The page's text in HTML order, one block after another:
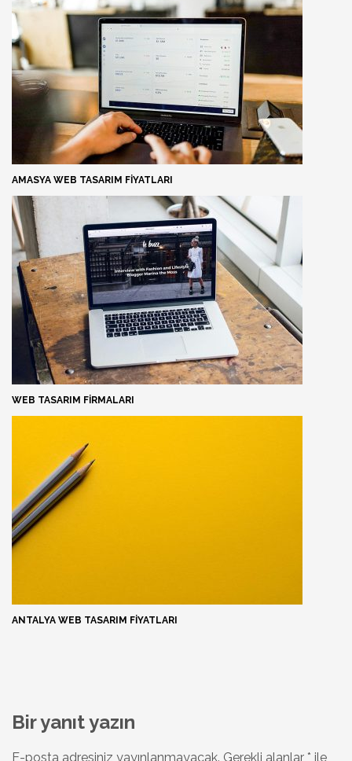
AMASYA WEB TASARIM FIYATLARI
WEB TASARIM FIRMALARI
ANTALYA WEB TASARIM FIYATLARI
Bir yanıt yazın
E-posta adresiniz yayınlanmayacak. Gerekli alanlar * ile